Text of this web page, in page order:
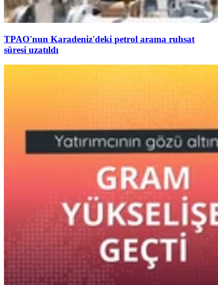
TPAO'nun Karadeniz'deki petrol arama ruhsat
süresi uzatıldı